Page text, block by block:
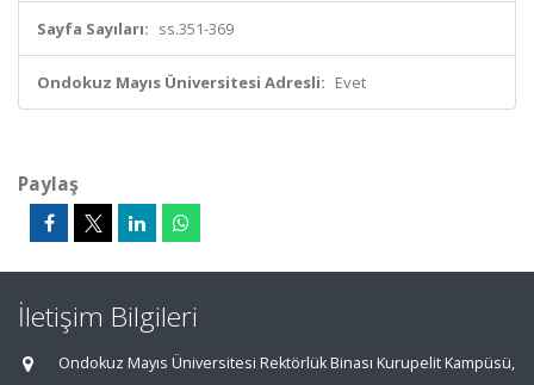
Sayfa Sayıları: ss.351-369
Ondokuz Mayıs Üniversitesi Adresli: Evet
Paylaş
İletişim Bilgileri
Ondokuz Mayıs Üniversitesi Rektörlük Binası Kurupelit Kampüsü,